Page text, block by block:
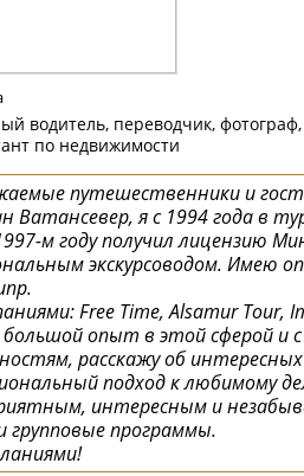
водитель, переводчик,
по недвижимости
путешественники и
я с 1994 года в
м году получил лицензию
экскурсоводом. Имею
Free Time, Alsamur Tour,
опыт в этой сферой и
расскажу об
подход к любимому
интересным и
групповые программы.